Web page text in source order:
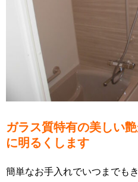
ガラス質特有の美しい
に明るくします
簡単なお手入れでいつまでも